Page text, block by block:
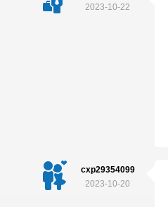
2023-10-22
cxp29354099
2023-10-20